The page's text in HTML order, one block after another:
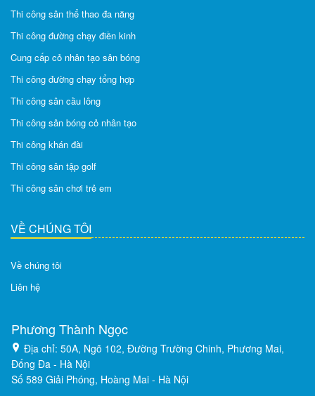
Thi công sân thể thao đa năng
Thi công đường chạy điền kinh
Cung cấp cỏ nhân tạo sân bóng
Thi công đường chạy tổng hợp
Thi công sân cầu lông
Thi công sân bóng cỏ nhân tạo
Thi công khán đài
Thi công sân tập golf
Thi công sân chơi trẻ em
VỀ CHÚNG TÔI
Về chúng tôi
Liên hệ
Phương Thành Ngọc
Địa chỉ: 50A, Ngõ 102, Đường Trường Chinh, Phương Mai,
Đống Đa - Hà Nội
Số 589 Giải Phóng, Hoàng Mai - Hà Nội